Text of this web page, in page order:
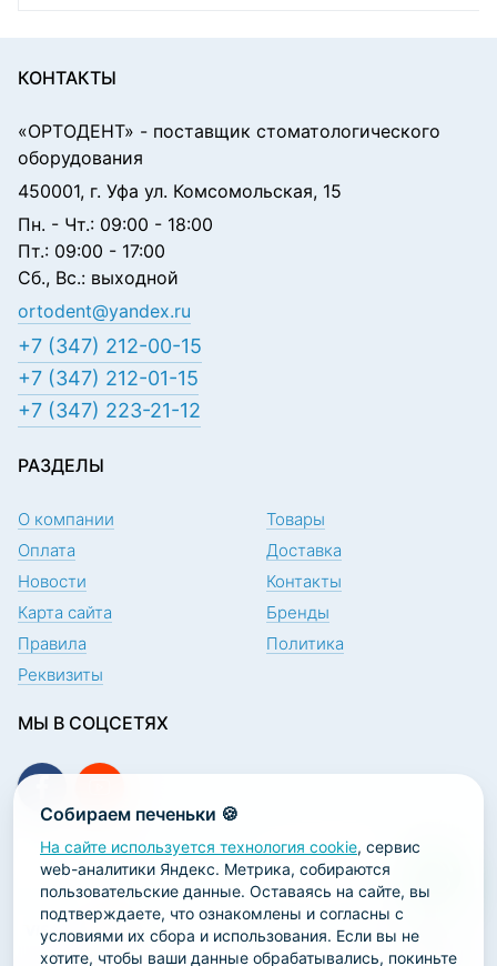
Собираем печеньки 🍪
На сайте используется технология cookie, сервис
web-аналитики Яндекс. Метрика, собираются
пользовательские данные. Оставаясь на сайте, вы
подтверждаете, что ознакомлены и согласны с
условиями их сбора и использования. Если вы не
хотите, чтобы ваши данные обрабатывались, покиньте
КОНТАКТЫ
«ОРТОДЕНТ» - поставщик стоматологического
оборудования
450001, г. Уфа ул. Комсомольская, 15
Пн. - Чт.: 09:00 - 18:00
Пт.: 09:00 - 17:00
Сб., Вс.: выходной
ortodent@yandex.ru
+7 (347) 212-00-15
+7 (347) 212-01-15
+7 (347) 223-21-12
РАЗДЕЛЫ
О компании
Товары
Оплата
Доставка
Новости
Контакты
Карта сайта
Бренды
Правила
Политика
Реквизиты
МЫ В СОЦСЕТЯХ
ПОДПИСКА НА НОВОСТИ